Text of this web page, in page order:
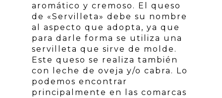
aromático y cremoso. El queso
de «Servilleta» debe su nombre
al aspecto que adopta, ya que
para darle forma se utiliza una
servilleta que sirve de molde.
Este queso se realiza también
con leche de oveja y/o cabra. Lo
podemos encontrar
principalmente en las comarcas